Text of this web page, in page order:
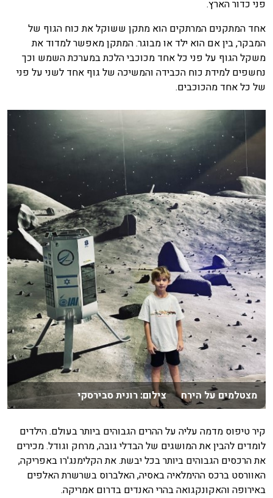
פני כדור הארץ.
אחד המתקנים המרתקים הוא מתקן ששוקל את כוח הגוף של
המבקר, בין אם הוא ילד או מבוגר. המתקן מאפשר למדוד את
משקל הגוף על פני כל אחד מכוכבי הלכת במערכת השמש וכך
נחשפים למידת כוח הכבידה והמשיכה של גוף אחד לשני על פני
של כל אחד מהכוכבים.
מצטלמים על הירח צילום: רונית סבירסקי
קיר טיפוס מדמה עליה על ההרים הגבוהים ביותר בעולם. הילדים
לומדים להבין את המושגים של הבדלי גובה, מרחק וגודל. מכירים
את הרכסים הגבוהים ביותר בכל יבשת. את הקלימנג'רו באפריקה,
האוורסט ברכס ההימלאיה באסיה, האלברוס בשרשרת האלפים
באירופה והאקונקגואה בהרי האנדים בדרום אמריקה.